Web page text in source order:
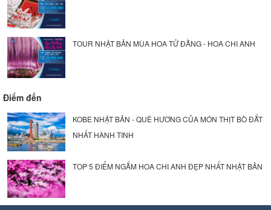
TOUR NHẬT BẢN MÙA HOA TỬ ĐẰNG - HOA CHI ANH
Điểm đến
KOBE NHẬT BẢN - QUÊ HƯƠNG CỦA MÓN THỊT BÒ ĐẮT
NHẤT HÀNH TINH
TOP 5 ĐIỂM NGẮM HOA CHI ANH ĐẸP NHẤT NHẬT BẢN